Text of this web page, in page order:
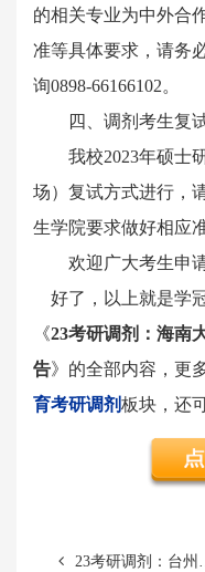
的相关专业为中外合
准等具体要求，请务
询0898-66166102。
四、调剂考生复
我校2023年硕士研
场）复试方式进行，
生学院要求做好相应
欢迎广大考生申请
好了，以上就是学
《23考研调剂：海南
告》的全部内容，更
育考研调剂板块，还
23考研调剂：台州